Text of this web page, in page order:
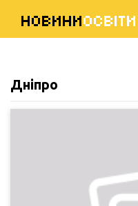
НОВИНИОСВІТИ
Дніпро